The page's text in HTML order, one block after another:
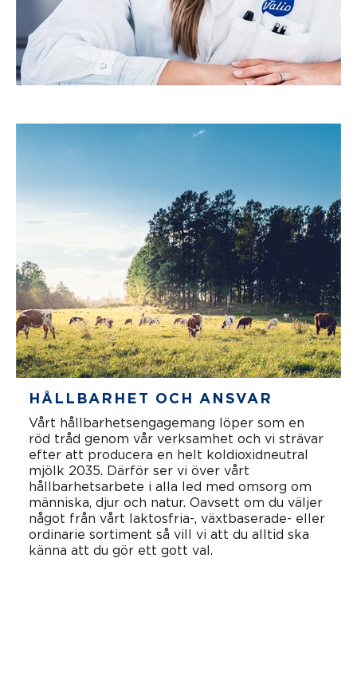
HÅLLBARHET OCH ANSVAR
Vårt hållbarhetsengagemang löper som en
röd tråd genom vår verksamhet och vi strävar
efter att producera en helt koldioxidneutral
mjölk 2035. Därför ser vi över vårt
hållbarhetsarbete i alla led med omsorg om
människa, djur och natur. Oavsett om du väljer
något från vårt laktosfria-, växtbaserade- eller
ordinarie sortiment så vill vi att du alltid ska
känna att du gör ett gott val.